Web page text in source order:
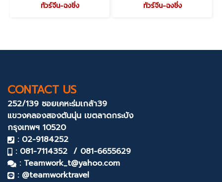
ทัวร์จีน-ฉงชิ่ง ทัวร์จีน-ฉงชิ่ง
CONTACT US
252/139 ซอยเคหะร่มเกล้า39
แขวงคลองสองต้นนุ่น เขตลาดกระบัง
กรุงเทพฯ 10520
: 02-9184252
: 081-7114352 / 081-6655629
: Teamwork_t@yahoo.com
: @teamworktravel